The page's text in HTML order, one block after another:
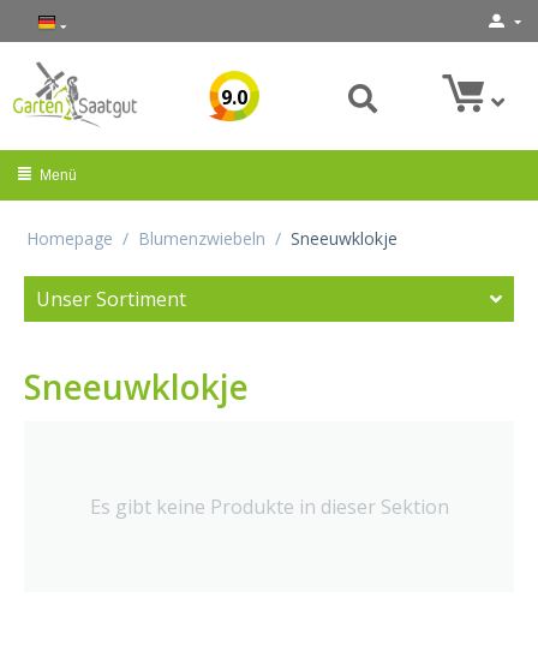
9.0
Menü
Homepage / Blumenzwiebeln / Sneeuwklokje
Unser Sortiment
Sneeuwklokje
Es gibt keine Produkte in dieser Sektion